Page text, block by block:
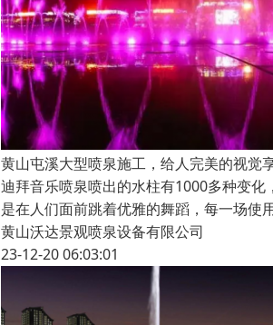
黄山屯溪大型喷泉施工，给人完美的视觉
迪拜音乐喷泉喷出的水柱有1000多种变
是在人们面前跳着优雅的舞蹈，每一场使
黄山沃达景观喷泉设备有限公司
23-12-20 06:03:01